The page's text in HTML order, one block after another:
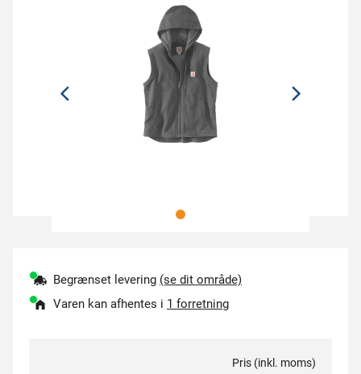
Begrænset levering (se dit område)
Varen kan afhentes i 1 forretning
Pris (inkl. moms)